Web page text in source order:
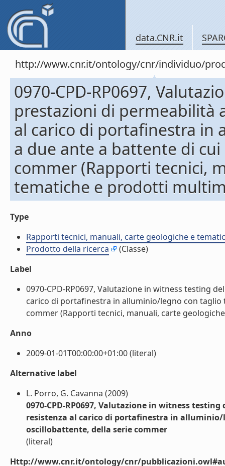
data.CNR.it
http://www.cnr.it/ontology/cnr/individuo/
0970-CPD-RP0697,
prestazioni di permeabilità
al carico di portafinestra in
a due ante a battente di
commer (Rapporti tecnici,
tematiche e prodotti
Type
Rapporti tecnici, manuali, carte geologiche e
Prodotto della ricerca
(Classe)
Label
0970-CPD-RP0697, Valutazione in witness testing
carico di portafinestra in alluminio/legno con
commer (Rapporti tecnici, manuali, carte
Anno
2009-01-01T00:00:00+01:00 (literal)
Alternative label
L. Porro, G. Cavanna (2009)
0970-CPD-RP0697, Valutazione in witness
resistenza al carico di portafinestra in
oscillobattente, della serie commer
(literal)
Http://www.cnr.it/ontology/cnr/